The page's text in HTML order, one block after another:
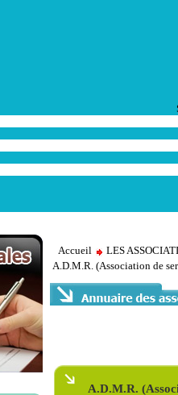
Accueil
LES
A.D.M.R. (Association de
A.D.M.R.